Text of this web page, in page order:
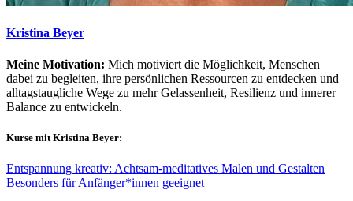
Kristina Beyer
Meine Motivation: Mich motiviert die Möglichkeit, Menschen
dabei zu begleiten, ihre persönlichen Ressourcen zu entdecken und
alltagstaugliche Wege zu mehr Gelassenheit, Resilienz und innerer
Balance zu entwickeln.
Kurse mit Kristina Beyer:
Entspannung kreativ: Achtsam-meditatives Malen und Gestalten
Besonders für Anfänger*innen geeignet